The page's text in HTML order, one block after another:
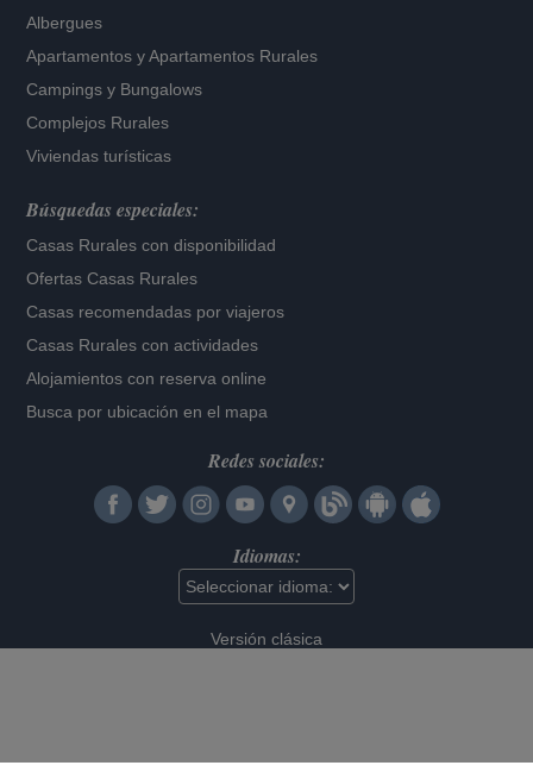
Albergues
Apartamentos yApartamentos Rurales
Campings y Bungalows
Complejos Rurales
Viviendas turísticas
Búsquedas especiales:
Casas Rurales con disponibilidad
Ofertas Casas Rurales
Casas recomendadas por viajeros
Casas Rurales con actividades
Alojamientos con reserva online
Busca por ubicación en el mapa
Redes sociales:
Idiomas:
Versión clásica